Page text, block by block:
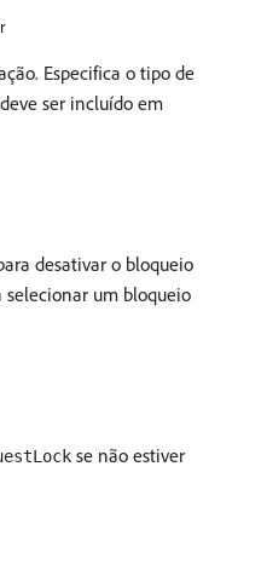
Especifica o tipo de
ser incluído em
desativar o bloqueio
selecionar um bloqueio
se não estiver